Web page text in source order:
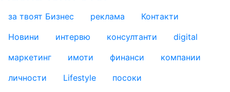
за твоят Бизнес реклама Контакти
footer_statii
Новини интервю консултанти
digital
маркетинг
имоти финанси
компании
личности
Lifestyle посоки